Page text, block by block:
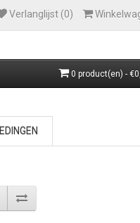
Verlanglijst (0)
0 product(en) -